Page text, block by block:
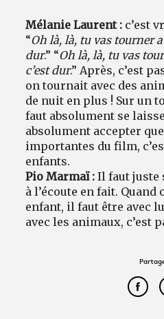
Mélanie Laurent : c’est
“Oh là, là, tu vas tourner
dur.” “Oh là, là, tu vas
c’est dur.” Après, c’est
on tournait avec des
de nuit en plus ! Sur un
faut absolument se
absolument accepter
importantes du film,
enfants.
Pio Marmaï : Il faut juste
à l’écoute en fait. Quand
enfant, il faut être avec
avec les animaux, c’est